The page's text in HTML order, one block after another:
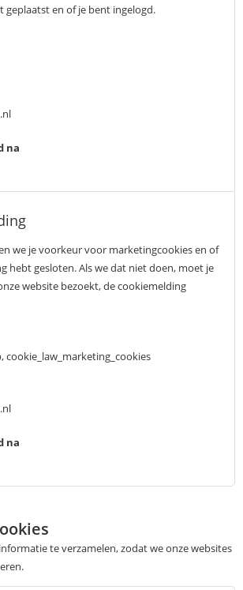
geplaatst en of je bent ingelogd.
na
we je voorkeur voor marketingcookies en of
hebt gesloten. Als we dat niet doen, moet je
website bezoekt, de cookiemelding
cookie_law_marketing_cookies
na
te verzamelen, zodat we onze websites